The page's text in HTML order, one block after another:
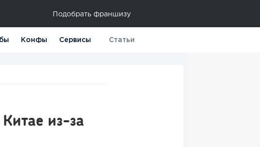
Подобрать франшизу
Конфы Сервисы Статьи
из-за